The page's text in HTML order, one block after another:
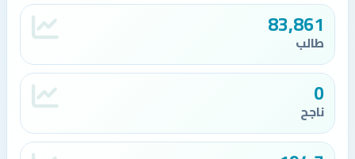
83,861
طالب
0
ناجح